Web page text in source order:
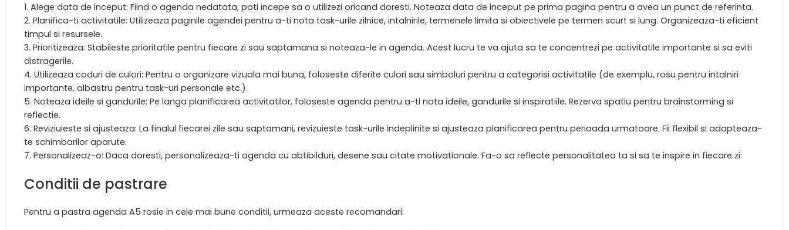
Alege data de inceput: Fiind o agenda nedatata, poti incepe sa o utilizezi oricand doresti. Noteaza data de inceput pe prima pagina pentru a avea un punct de referinta.
Planifica-ti activitatile: Utilizeaza paginile agendei pentru a-ti nota task-urile zilnice, intalnirile, termenele limita si obiectivele pe termen scurt si lung. Organizeaza-ti eficient
timpul si resursele.
Prioritizeaza: Stabileste prioritatile pentru fiecare zi sau saptamana si noteaza-le in agenda. Acest lucru te va ajuta sa te concentrezi pe activitatile importante si sa eviti
distragerile.
Utilizeaza coduri de culori: Pentru o organizare vizuala mai buna, foloseste diferite culori sau simboluri pentru a categorisi activitatile (de exemplu, rosu pentru intalniri
importante, albastru pentru task-uri personale etc.).
Noteaza ideile si gandurile: Pe langa planificarea activitatilor, foloseste agenda pentru a-ti nota ideile, gandurile si inspiratiile. Rezerva spatiu pentru brainstorming si
reflectie.
Reviziuieste si ajusteaza: La finalul fiecarei zile sau saptamani, revizuieste task-urile indeplinite si ajusteaza planificarea pentru perioada urmatoare. Fii flexibil si adapteaza-
te schimbarilor aparute.
Personalizeaz-o: Daca doresti, personalizeaza-ti agenda cu abtibilduri, desene sau citate motivationale. Fa-o sa reflecte personalitatea ta si sa te inspire in fiecare zi.
Conditii de pastrare
Pentru a pastra agenda A5 rosie in cele mai bune conditii, urmeaza aceste recomandari: